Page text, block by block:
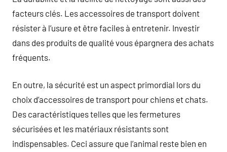
facteurs clés. Les accessoires de transport doivent
résister à l’usure et être faciles à entretenir. Investir
dans des produits de qualité vous épargnera des achats
fréquents.
En outre, la sécurité est un aspect primordial lors du
choix d’accessoires de transport pour chiens et chats.
Des caractéristiques telles que les fermetures
sécurisées et les matériaux résistants sont
indispensables. Ceci assure que l’animal reste bien en